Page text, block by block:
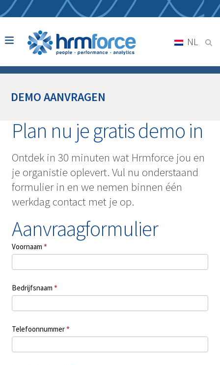
NL
DEMO AANVRAGEN
Plan nu je gratis demo in
Ontdek in 30 minuten wat Hrmforce jou en
je organistie oplevert. Vul nu onderstaand
formulier in en we nemen binnen één
werkdag contact met je op.
Aanvraagformulier
Voornaam *
Bedrijfsnaam *
Telefoonnummer*